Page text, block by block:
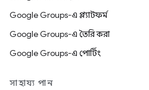
Google Groups-এ প্ল্যাটফর্ম
Google Groups-এ তৈরি করা
Google Groups-এ পোর্টিং
সাহায্য পান